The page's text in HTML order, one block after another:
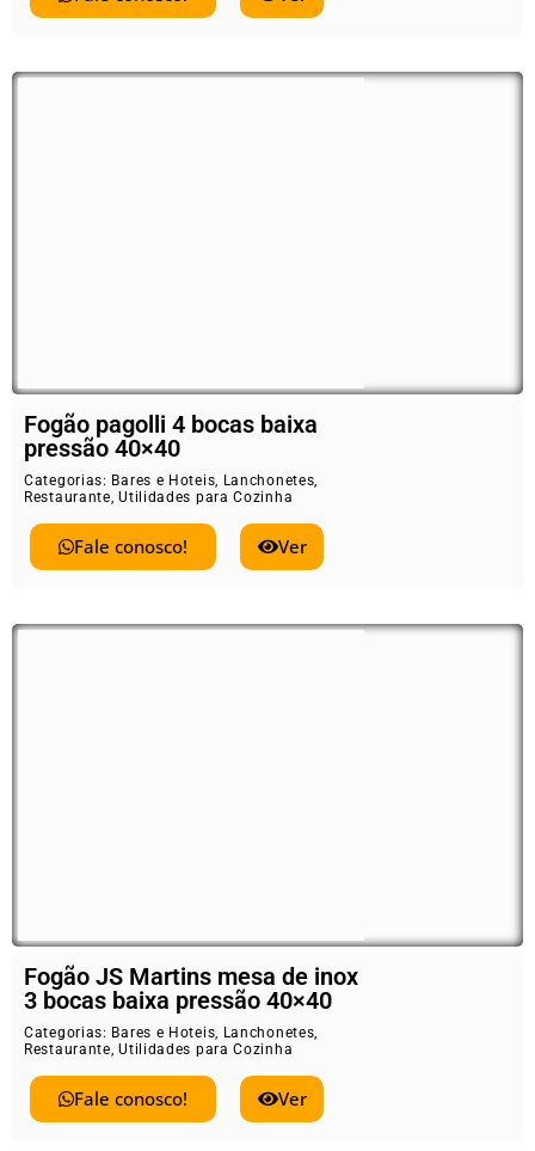
Fogão pagolli 4 bocas baixa
pressão 40×40
Categorias: Bares e Hoteis, Lanchonetes,
Restaurante,Utilidades para Cozinha
Fale conosco! Ver
Fogão JS Martins mesa de inox
3 bocas baixa pressão 40×40
Categorias: Bares e Hoteis, Lanchonetes,
Restaurante,Utilidades para Cozinha
Fale conosco! Ver